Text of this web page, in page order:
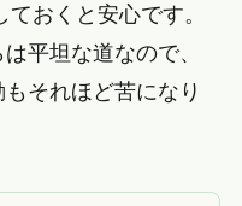
おくと安心です。
平坦な道なので、
それほど苦になり